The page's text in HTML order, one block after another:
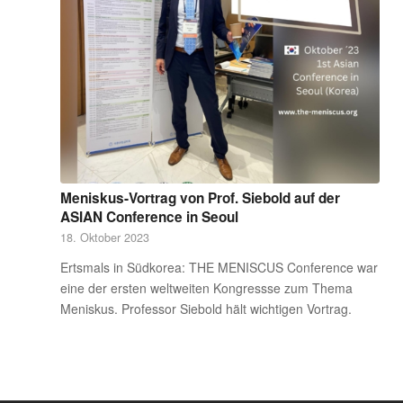
Meniskus-Vortrag von Prof. Siebold auf der
ASIAN Conference in Seoul
18. Oktober 2023
Ertsmals in Südkorea: THE MENISCUS Conference war
eine der ersten weltweiten Kongressse zum Thema
Meniskus. Professor Siebold hält wichtigen Vortrag.